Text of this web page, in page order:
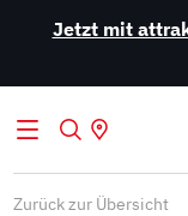
Jetzt mit
Zurück zur Übersicht